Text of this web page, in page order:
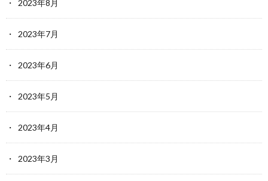
2023年8月
2023年7月
2023年6月
2023年5月
2023年4月
2023年3月